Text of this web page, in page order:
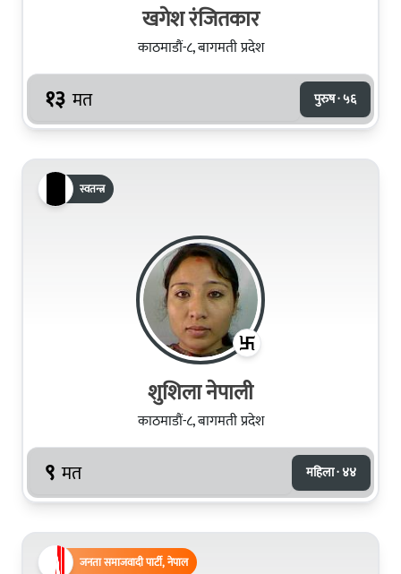
खगेश रंजितकार
काठमाडौं-८, बागमती प्रदेश
१३ मत पुरुष · ५६
स्वतन्त्र
शुशिला नेपाली
काठमाडौं-८, बागमती प्रदेश
९ मत महिला · ४४
जनता समाजवादी पार्टी, नेपाल